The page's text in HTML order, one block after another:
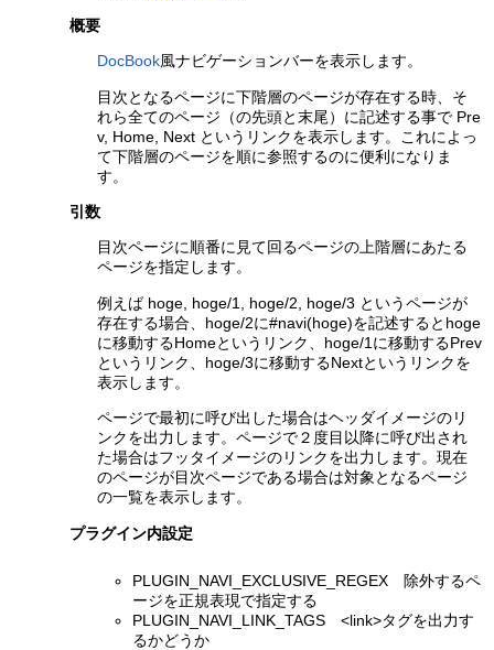
概要
DocBook風ナビゲーションバーを表示します。
目次となるページに下階層のページが存在する時、そ
れら全てのページ（の先頭と末尾）に記述する事で Pre
v, Home, Next というリンクを表示します。これによっ
て下階層のページを順に参照するのに便利になりま
す。
引数
目次ページに順番に見て回るページの上階層にあたる
ページを指定します。
例えば hoge, hoge/1, hoge/2, hoge/3 というページが
存在する場合、hoge/2に#navi(hoge)を記述するとhoge
に移動するHomeというリンク、hoge/1に移動するPrev
というリンク、hoge/3に移動するNextというリンクを
表示します。
ページで最初に呼び出した場合はヘッダイメージのリ
ンクを出力します。ページで２度目以降に呼び出され
た場合はフッタイメージのリンクを出力します。現在
のページが目次ページである場合は対象となるページ
の一覧を表示します。
プラグイン内設定
PLUGIN_NAVI_EXCLUSIVE_REGEX 除外するペ
ージを正規表現で指定する
PLUGIN_NAVI_LINK_TAGS <link>タグを出力す
るかどうか